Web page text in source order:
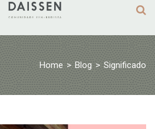
Home > Blog > Significado